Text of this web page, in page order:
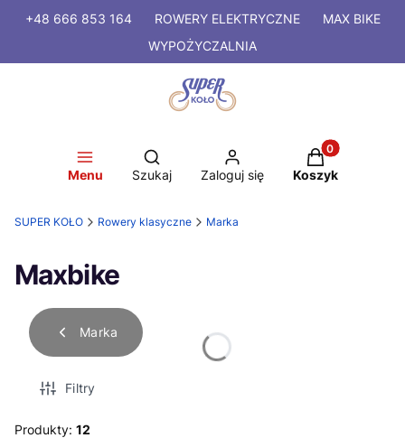
+48 666 853 164 ROWERYELEKTRYCZNE
MAX BIKE
WYPOŻYCZALNIA
Menu
Otwórz wyszukiwarkę
Szukaj Zaloguj się
Produkty w
Koszyk
SUPER KOŁO Rowery klasyczne Marka
Maxbike
Marka
Filtry
Produkty: 12